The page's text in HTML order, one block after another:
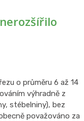
o průměru 6 až 14
výhradně z
stébelniny), bez
považováno za